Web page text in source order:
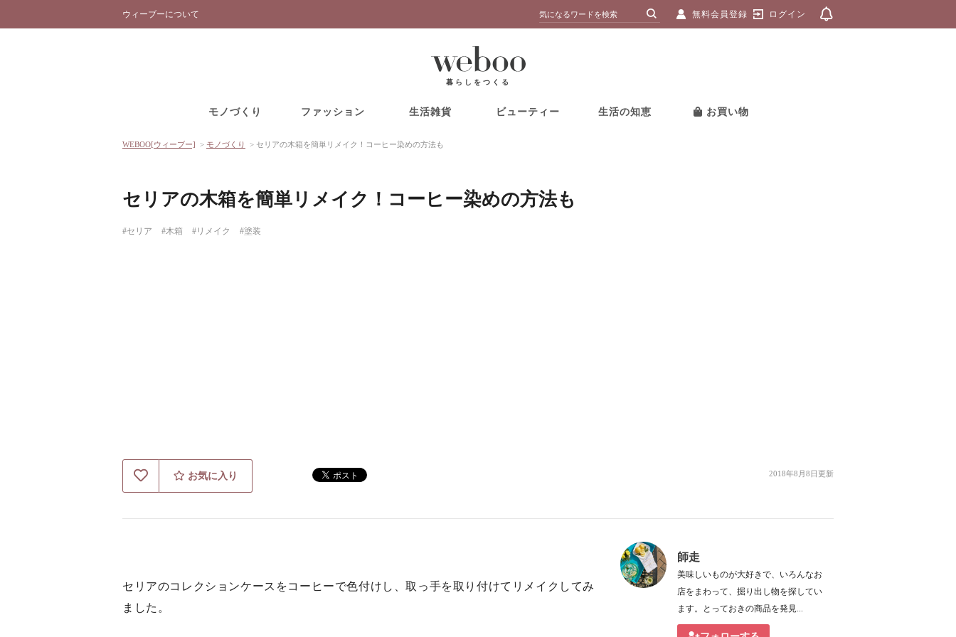
ウィーブーについて 無料会員登録 ログイン
暮らしをつくる
モノづくり ファッション 生活雑貨 ビューティー 生活の知恵 お買い物
WEBOO[ウィーブー] > モノづくり > セリアの木箱を簡単リメイク！コーヒー染めの方法も
セリアの木箱を簡単リメイク！コーヒー染めの方法も
#セリア #木箱 #リメイク #塗装
お気に入り 2018年8月8日更新
セリアのコレクションケースをコーヒーで色付けし、取っ手を取り付けてリメイクしてみ
ました。
師走
美味しいものが大好きで、いろんなお
店をまわって、掘り出し物を探してい
ます。とっておきの商品を発見...